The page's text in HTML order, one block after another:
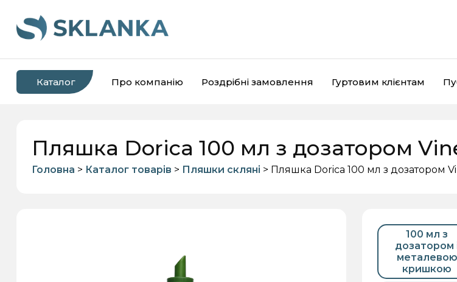
Каталог Про компанію Роздрібні замовлення Гуртовим клієнтам
Пляшка Dorica 100 мл з дозатором
Головна > Каталог товарів > Пляшки скляні > Пляшка Dorica 100 мл з дозатором
100 мл з
дозатором
металевою
кришкою